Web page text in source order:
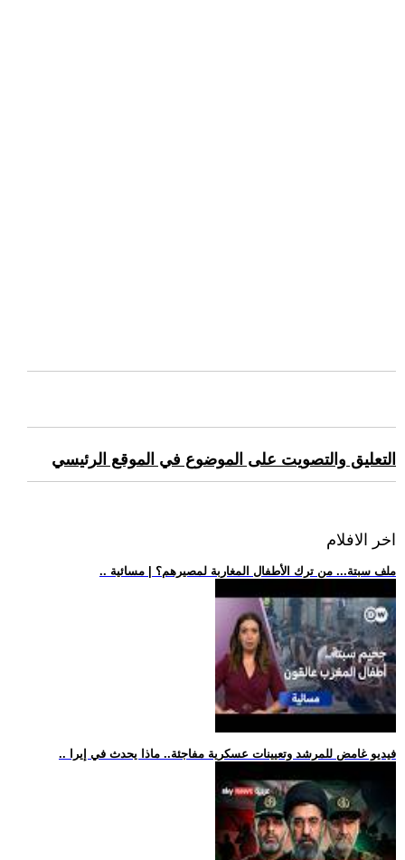
التعليق والتصويت على الموضوع في الموقع الرئيسي
اخر الافلام
.. ملف سبتة... من ترك الأطفال المغاربة لمصيرهم؟ | مسائية
.. فيديو غامض للمرشد وتعيينات عسكرية مفاجئة.. ماذا يحدث في إيرا